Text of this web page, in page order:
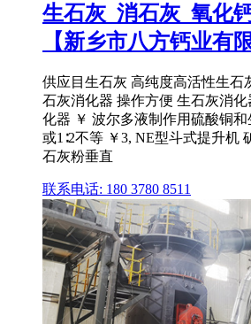
生石灰_消石灰_氧化
【新乡市八方钙业有
供应目生石灰 高纯度高活性生石
石灰消化器 操作方便 生石灰消
化器 ￥ 波尔多液制作用硫酸铜和
或1∶2不等 ￥3, NE型斗式提升机
石灰粉垂直
联系电话: 180 3780 8511